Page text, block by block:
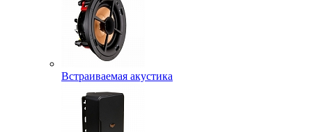
Встраиваемая акустика